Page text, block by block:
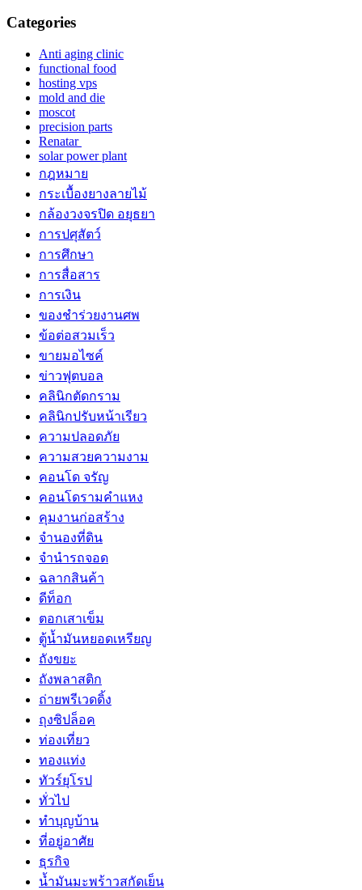
Categories
Anti aging clinic
functional food
hosting vps
mold and die
moscot
precision parts
Renatar
solar power plant
กฎหมาย
กระเบื้องยางลายไม้
กล้องวงจรปิด อยุธยา
การปศุสัตว์
การศึกษา
การสื่อสาร
การเงิน
ของชำร่วยงานศพ
ข้อต่อสวมเร็ว
ขายมอไซค์
ข่าวฟุตบอล
คลินิกตัดกราม
คลินิกปรับหน้าเรียว
ความปลอดภัย
ความสวยความงาม
คอนโด จรัญ
คอนโดรามคำแหง
คุมงานก่อสร้าง
จำนองที่ดิน
จำนำรถจอด
ฉลากสินค้า
ดีท็อก
ตอกเสาเข็ม
ตู้น้ำมันหยอดเหรียญ
ถังขยะ
ถังพลาสติก
ถ่ายพรีเวดดิ้ง
ถุงซิปล็อค
ท่องเที่ยว
ทองแท่ง
ทัวร์ยุโรป
ทั่วไป
ทำบุญบ้าน
ที่อยู่อาศัย
ธุรกิจ
น้ำมันมะพร้าวสกัดเย็น